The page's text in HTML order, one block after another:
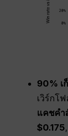
90% เ
เวิร์กโ
แคชคำ
$0.175